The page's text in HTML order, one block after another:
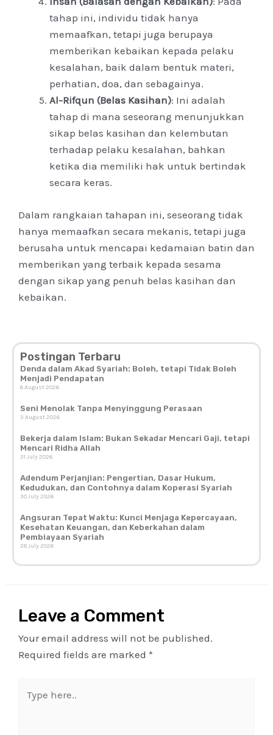
tahap ini, individu tidak hanya
memaafkan, tetapi juga berupaya
memberikan kebaikan kepada pelaku
kesalahan, baik dalam bentuk materi,
perhatian, doa, dan sebagainya.
Al-Rifqun (Belas Kasihan): Ini adalah
tahap di mana seseorang menunjukkan
sikap belas kasihan dan kelembutan
terhadap pelaku kesalahan, bahkan
ketika dia memiliki hak untuk bertindak
secara keras.
Dalam rangkaian tahapan ini, seseorang tidak
hanya memaafkan secara mekanis, tetapi juga
berusaha untuk mencapai kedamaian batin dan
memberikan yang terbaik kepada sesama
dengan sikap yang penuh belas kasihan dan
kebaikan.
Postingan Terbaru
Denda dalam Akad Syariah: Boleh, tetapi Tidak Boleh
Menjadi Pendapatan
6 August 2026
Seni Menolak Tanpa Menyinggung Perasaan
3 August 2026
Bekerja dalam Islam: Bukan Sekadar Mencari Gaji, tetapi
Mencari Ridha Allah
31 July 2026
Adendum Perjanjian: Pengertian, Dasar Hukum,
Kedudukan, dan Contohnya dalam Koperasi Syariah
30 July 2026
Angsuran Tepat Waktu: Kunci Menjaga Kepercayaan,
Kesehatan Keuangan, dan Keberkahan dalam
Pembiayaan Syariah
28 July 2026
Leave a Comment
Your email address will not be published.
Required fields are marked *